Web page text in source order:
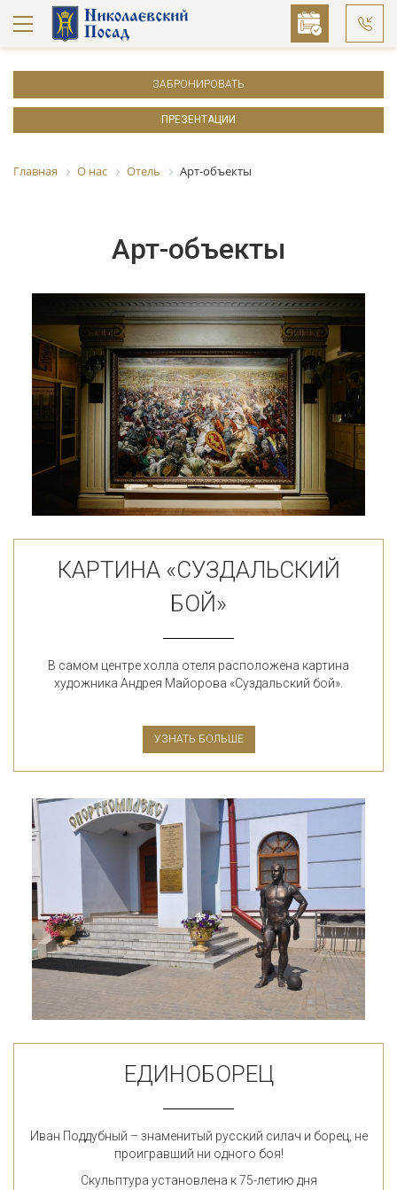
ЗАБРОНИРОВАТЬ
ПРЕЗЕНТАЦИИ
Главная О нас Отель Арт-объекты
Арт-объекты
КАРТИНА «СУЗДАЛЬСКИЙ
БОЙ»
В самом центре холла отеля расположена картина
художника Андрея Майорова «Суздальский бой».
УЗНАТЬ БОЛЬШЕ
ЕДИНОБОРЕЦ
Иван Поддубный – знаменитый русский силач и борец, не
проигравший ни одного боя!
Скульптура установлена к 75-летию дня